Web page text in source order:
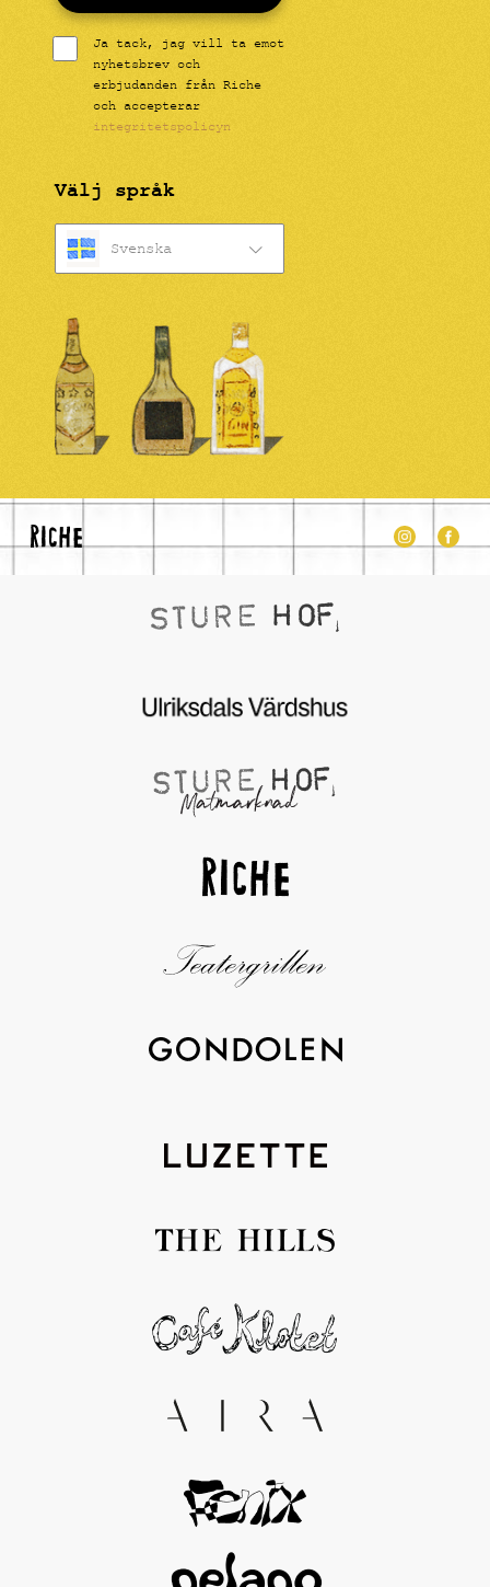
Ja tack, jag vill ta emot
nyhetsbrev och
erbjudanden från Riche
och accepterar
integritetspolicyn
Välj språk
Svenska